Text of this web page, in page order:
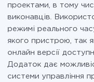
проектами, в тому
виконавців.
режимі реального
якого пристрою, так
онлайн версії
Додаток дає
системи управління